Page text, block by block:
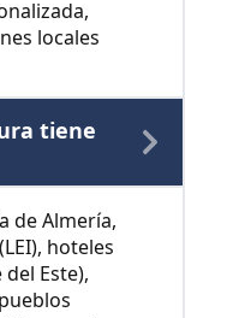
locales
tiene
de Almería,
hoteles
Este),